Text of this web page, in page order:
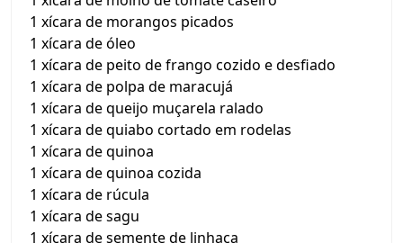
1 xícara de morangos picados
1 xícara de óleo
1 xícara de peito de frango cozido e desfiado
1 xícara de polpa de maracujá
1 xícara de queijo muçarela ralado
1 xícara de quiabo cortado em rodelas
1 xícara de quinoa
1 xícara de quinoa cozida
1 xícara de rúcula
1 xícara de sagu
1 xícara de semente de linhaça